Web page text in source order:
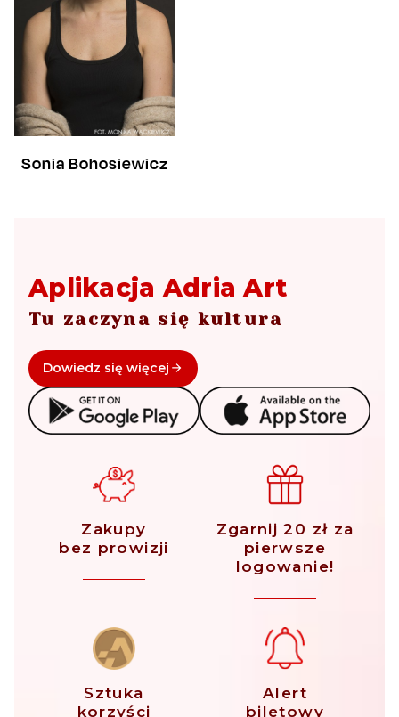
Sonia Bohosiewicz
Aplikacja Adria Art
Tu zaczyna się kultura
Dowiedz się więcej
Zakupy
bez prowizji
Zgarnij 20 zł za
pierwsze
logowanie!
Sztuka
korzyści
Alert
biletowy